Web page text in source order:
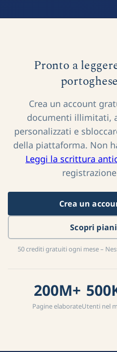
Pronto a
Crea un account
documenti illimitati,
personalizzati e
della piattaforma. Non
Leggi la scrittura
Crea un
Scopri
50 crediti gratuiti ogni mese –
200M+
Pagine elaborateUtenti nel